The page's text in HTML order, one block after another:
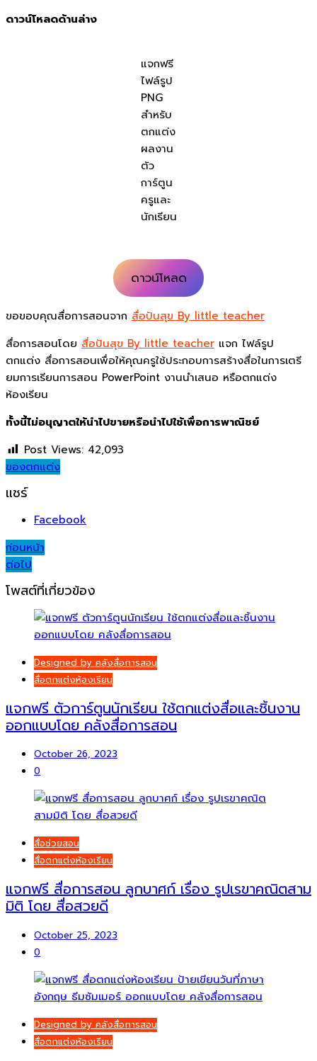
ดาวน์โหลดด้านล่าง
แจกฟรี
ไฟล์รูป
PNG
สำหรับ
ตกแต่ง
ผลงาน
ตัว
การ์ตูน
ครูและ
นักเรียน
ดาวน์โหลด
ขอขอบคุณสื่อการสอนจาก สื่อปันสุข By little teacher
สื่อการสอนโดย สื่อปันสุข By little teacher แจก ไฟล์รูป
ตกแต่ง สื่อการสอนเพื่อให้คุณครูใช้ประกอบการสร้างสื่อในการเตรี
ยมการเรียนการสอน PowerPoint งานนำเสนอ หรือตกแต่ง
ห้องเรียน
ทั้งนี้ไม่อนุญาตให้นำไปขายหรือนำไปใช้เพื่อการพาณิชย์
Post Views: 42,093
ของตกแต่ง
แชร์
Facebook
Post
navigation
ก่อนหน้า
ต่อไป
โพสต์ที่เกี่ยวข้อง
Designed by คลังสื่อการสอน
สื่อตกแต่งห้องเรียน
แจกฟรี ตัวการ์ตูนนักเรียน ใช้ตกแต่งสื่อและชิ้นงาน
ออกแบบโดย คลังสื่อการสอน
October 26, 2023
0
สื่อช่วยสอน
สื่อตกแต่งห้องเรียน
แจกฟรี สื่อการสอน ลูกบาศก์ เรื่อง รูปเรขาคณิตสาม
มิติ โดย สื่อสวยดี
October 25, 2023
0
Designed by คลังสื่อการสอน
สื่อตกแต่งห้องเรียน